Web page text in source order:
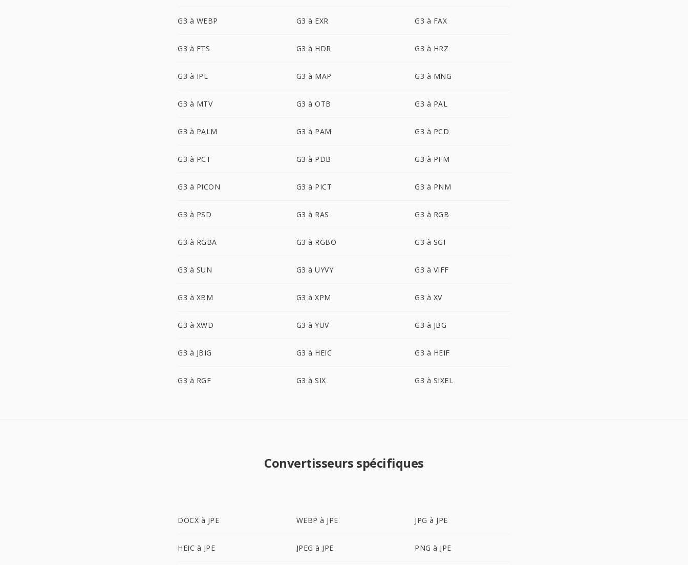
G3 à WEBP G3 à EXR G3 à FAX
G3 à FTS G3 à HDR G3 à HRZ
G3 à IPL G3 à MAP G3 à MNG
G3 à MTV G3 à OTB G3 à PAL
G3 à PALM G3 à PAM G3 à PCD
G3 à PCT G3 à PDB G3 à PFM
G3 à PICON G3 à PICT G3 à PNM
G3 à PSD G3 à RAS G3 à RGB
G3 à RGBA G3 à RGBO G3 à SGI
G3 à SUN G3 à UYVY G3 à VIFF
G3 à XBM G3 à XPM G3 à XV
G3 à XWD G3 à YUV G3 à JBG
G3 à JBIG G3 à HEIC G3 à HEIF
G3 à RGF G3 à SIX G3 à SIXEL
Convertisseurs spécifiques
DOCX à JPE WEBP à JPE JPG à JPE
HEIC à JPE JPEG à JPE PNG à JPE